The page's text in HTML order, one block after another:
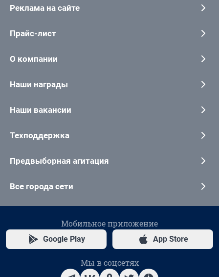
Реклама на сайте
Прайс-лист
О компании
Наши награды
Наши вакансии
Техподдержка
Предвыборная агитация
Все города сети
Мобильное приложение
Google Play App Store
Мы в соцсетях